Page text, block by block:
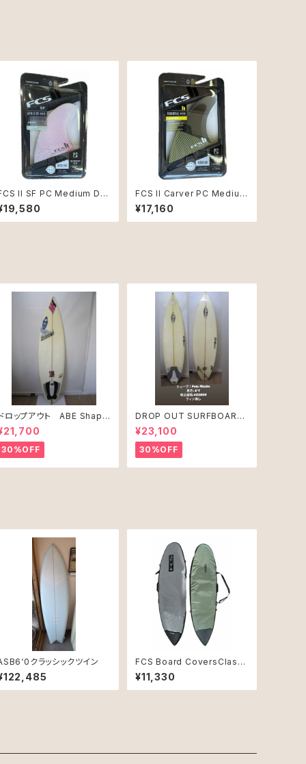
II SF PC Medium Du
Pink Tri Retail Fins
FCS II Carver PC Medium
Eucalyptus Tri Retail Fins
¥17,160
ロップアウト ABE Shape
JUNIR MODEL モ
ル
30%OFF
DROP OUT SURFBOARD
シェープ：Pete Mcabe USE
D
¥23,100
30%OFF
クラッシックツイン
FCS Board CoversClassi
c Cover Shortboard
6'0"Alpine
¥11,330